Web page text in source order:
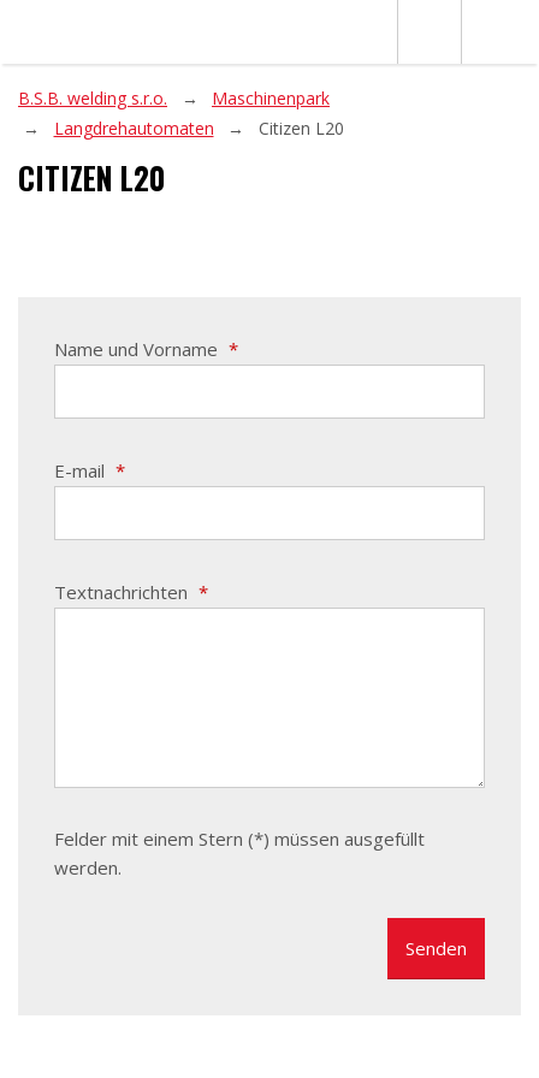
B.S.B. welding s.r.o.
Maschinenpark
Langdrehautomaten
Citizen L20
CITIZEN L20
Name und Vorname *
E-mail *
Textnachrichten *
Felder mit einem Stern (*) müssen ausgefüllt
werden.